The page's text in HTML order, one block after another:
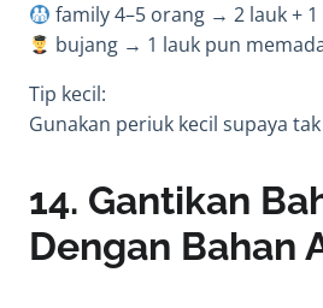
family 4–5 orang → 2 lauk +
bujang → 1 lauk pun
Tip kecil:
Gunakan periuk kecil supaya
14. Gantikan
Dengan Bahan